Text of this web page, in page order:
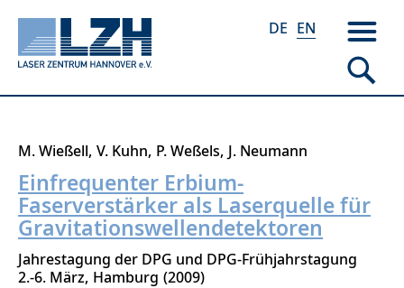
Skip
main
content
DE EN
M. Wießell V. Kuhn P. Weßels J. Neumann
Einfrequenter Erbium-
Faserverstärker als Laserquelle für
Gravitationswellendetektoren
Jahrestagung der DPG und DPG-Frühjahrstagung
2.-6. März Hamburg 2009